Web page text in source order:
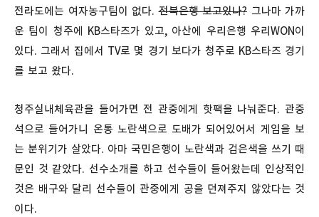
전라도에는 여자농구팀이 없다.전북은행 보고있나? 그나마 가까
운 팀이 청주에 KB스타즈가 있고, 아산에 우리은행 우리WON이
있다. 그래서 집에서 TV로 몇 경기 보다가 청주로 KB스타즈 경기
를 보고 왔다.
청주실내체육관을 들어가면 전 관중에게 핫팩을 나눠준다. 관중
석으로 들어가니 온통 노란색으로 도배가 되어있어서 게임을 보
는 분위기가 살았다. 아마 국민은행이 노란색과 검은색을 쓰기 때
문인 것 같았다. 선수소개를 하고 선수들이 들어왔는데 인상적인
것은 배구와 달리 선수들이 관중에게 공을 던져주지 않았다는 것
이다.